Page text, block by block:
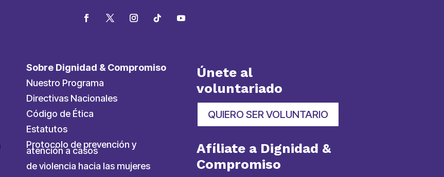
Sobre Dignidad & Compromiso
Nuestro Programa
Directivas Nacionales
Código de Ética
Estatutos
Protocolo de prevención y
atención a casos
de violencia hacia las mujeres
Únete al
voluntariado
QUIERO SER VOLUNTARIO
Afíliate a Dignidad &
Compromiso